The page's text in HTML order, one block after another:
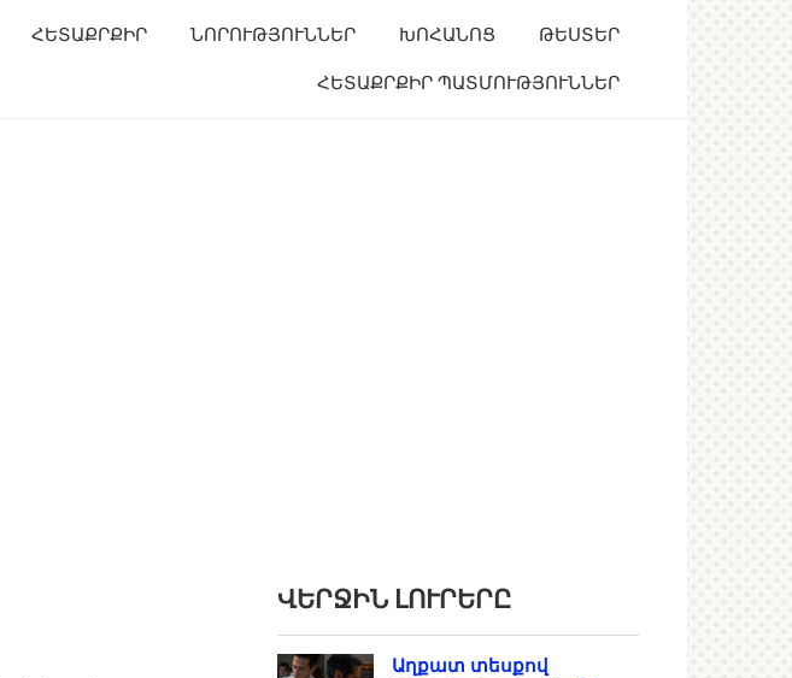
ՀԵՏԱՔՐՔԻՐ ՆՈՐՈՒԹՅՈՒՆՆԵՐ ԽՈՀԱՆՈՑ ԹԵՍՏԵՐ
ՀԵՏԱՔՐՔԻՐ ՊԱՏՄՈՒԹՅՈՒՆՆԵՐ
ՎԵՐՋԻՆ ԼՈՒՐԵՐԸ
Աղքատ տեսքով